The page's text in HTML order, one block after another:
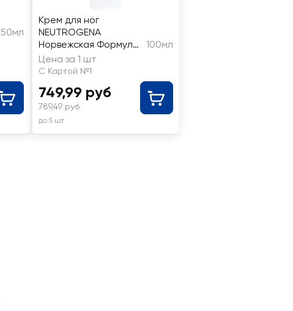
50мл
Крем для ног
NEUTROGENA
Норвежская Формула
питательный, быстро
впитывающийся
100мл
Цена за 1 шт
С Картой №1
749,99 руб
789,49 руб
до 5 шт